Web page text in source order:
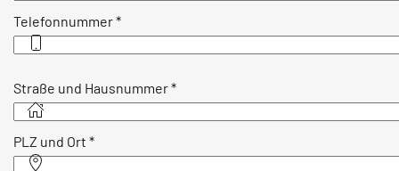
Telefonnummer*
Straße und Hausnummer*
PLZ und Ort *